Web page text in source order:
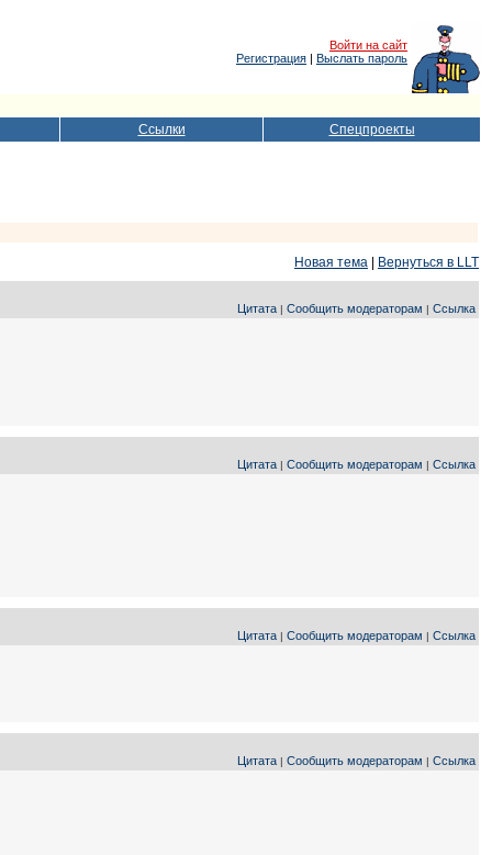
Войти на сайт
Регистрация | Выслать пароль
Ссылки Спецпроекты
Новая тема
Вернуться в LLT
Цитата | Сообщить модераторам | Ссылка
Цитата | Сообщить модераторам | Ссылка
Цитата | Сообщить модераторам | Ссылка
Цитата | Сообщить модераторам | Ссылка